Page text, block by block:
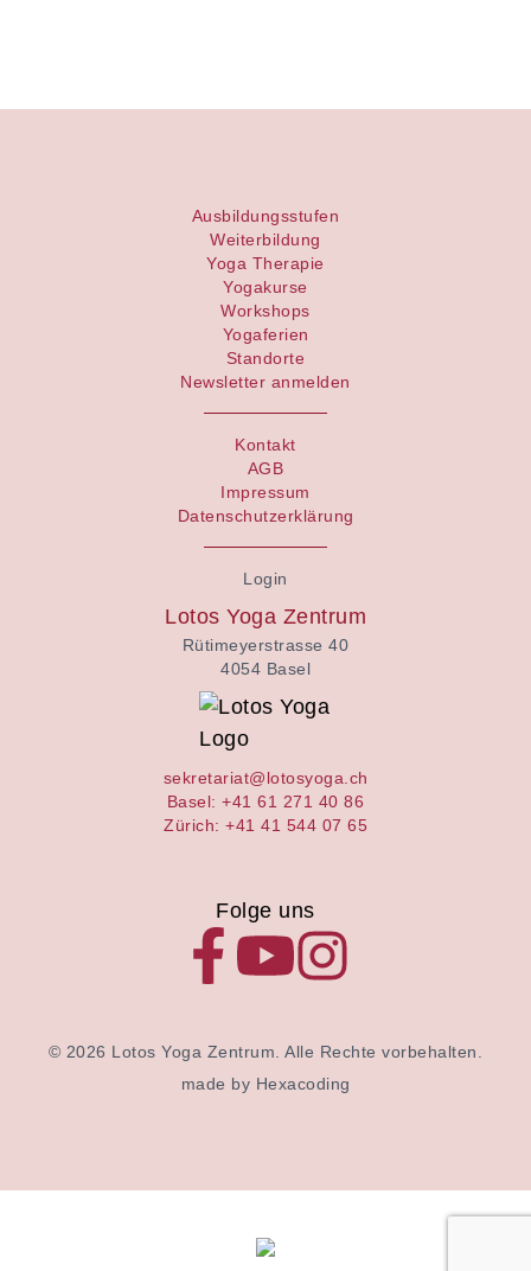
Ausbildungsstufen
Weiterbildung
Yoga Therapie
Yogakurse
Workshops
Yogaferien
Standorte
Newsletter anmelden
Kontakt
AGB
Impressum
Datenschutzerklärung
Login
Lotos Yoga Zentrum
Rütimeyerstrasse 40
4054 Basel
sekretariat@lotosyoga.ch
Basel: +41 61 271 40 86
Zürich: +41 41 544 07 65
Folge uns
© 2026 Lotos Yoga Zentrum. Alle Rechte vorbehalten.
made by Hexacoding